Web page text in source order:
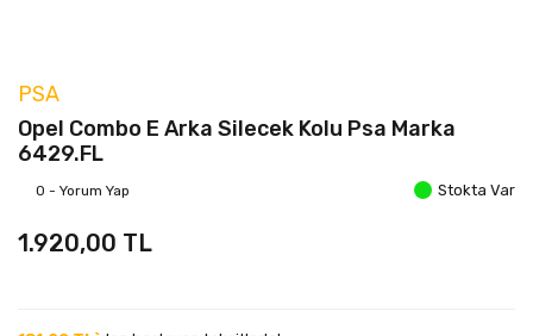
PSA
Opel Combo E Arka Silecek Kolu Psa Marka
6429.FL
0 - Yorum Yap Stokta Var
1.920,00 TL